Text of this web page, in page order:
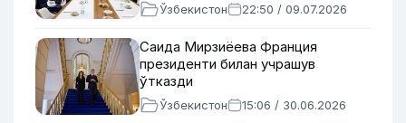
Ўзбекистон 22:50 / 09.07.2026
Саида Мирзиёева Франция
президенти билан учрашув
ўтказди
Ўзбекистон 15:06 / 30.06.2026